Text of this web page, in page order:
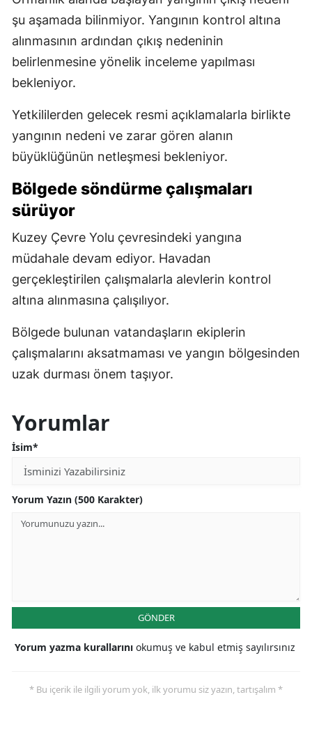
şu aşamada bilinmiyor. Yangının kontrol altına
alınmasının ardından çıkış nedeninin
belirlenmesine yönelik inceleme yapılması
bekleniyor.
Yetkililerden gelecek resmi açıklamalarla birlikte
yangının nedeni ve zarar gören alanın
büyüklüğünün netleşmesi bekleniyor.
Bölgede söndürme çalışmaları
sürüyor
Kuzey Çevre Yolu çevresindeki yangına
müdahale devam ediyor. Havadan
gerçekleştirilen çalışmalarla alevlerin kontrol
altına alınmasına çalışılıyor.
Bölgede bulunan vatandaşların ekiplerin
çalışmalarını aksatmaması ve yangın bölgesinden
uzak durması önem taşıyor.
Yorumlar
İsim*
Yorum Yazın (500 Karakter)
GÖNDER
Yorum yazma kurallarını okumuş ve kabul etmiş sayılırsınız
* Bu içerik ile ilgili yorum yok, ilk yorumu siz yazın, tartışalım *